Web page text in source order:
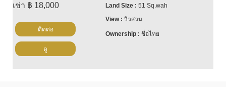
เช่า ฿ 18,000
51 Sq.wah
วิวสวน
ชื่อไทย
ติดต่อ
ดู